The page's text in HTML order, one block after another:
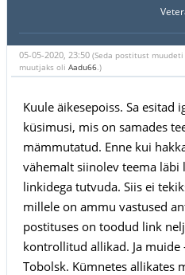
05-05-2020, 23:50 (Seda postitust
muutjaks oli Aadu66.)
Kuule äikesepoiss. Sa esitad
küsimusi, mis on samades
mämmutatud. Enne kui
vähemalt siinolev teema läbi
linkidega tutvuda. Siis ei
millele on ammu vastused
postituses on toodud link
kontrollitud allikad. Ja muide
Tobolsk. Kümnetes allikates